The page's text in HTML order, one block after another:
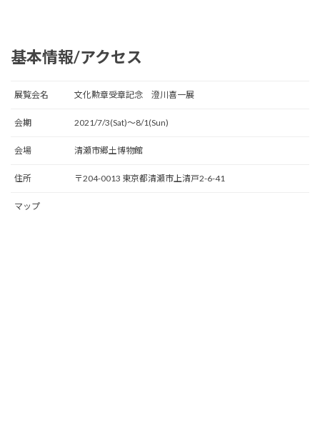
基本情報/アクセス
展覧会名 文化勲章受章記念 澄川喜一展
会期 2021/7/3(Sat)〜8/1(Sun)
会場 清瀬市郷土博物館
住所 〒204-0013 東京都清瀬市上清戸2-6-41
マップ